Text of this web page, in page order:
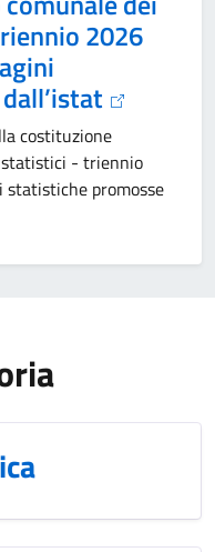
2026
costituzione
statistici - triennio
promosse